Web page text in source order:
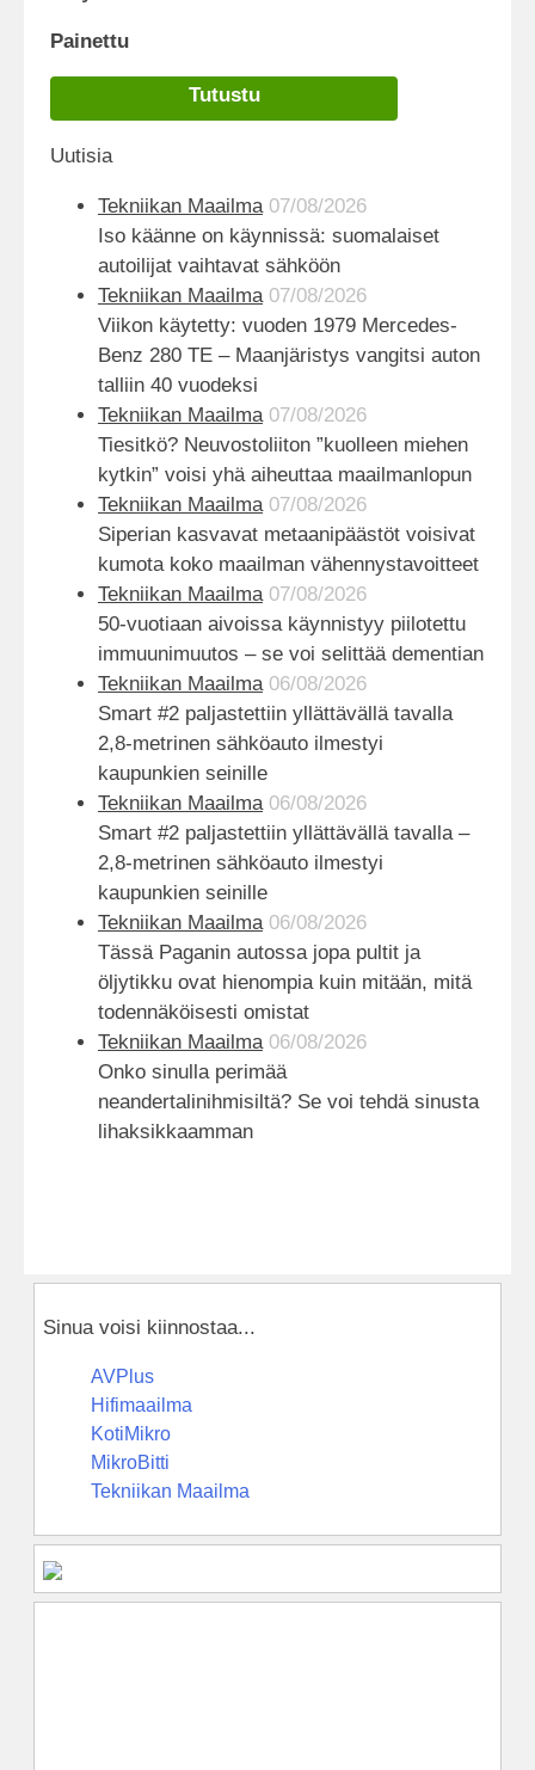
Painettu
Tutustu
Uutisia
Tekniikan Maailma 07/08/2026
Iso käänne on käynnissä: suomalaiset
autoilijat vaihtavat sähköön
Tekniikan Maailma 07/08/2026
Viikon käytetty: vuoden 1979 Mercedes-
Benz 280 TE – Maanjäristys vangitsi auton
talliin 40 vuodeksi
Tekniikan Maailma 07/08/2026
Tiesitkö? Neuvostoliiton ”kuolleen miehen
kytkin” voisi yhä aiheuttaa maailmanlopun
Tekniikan Maailma 07/08/2026
Siperian kasvavat metaanipäästöt voisivat
kumota koko maailman vähennystavoitteet
Tekniikan Maailma 07/08/2026
50-vuotiaan aivoissa käynnistyy piilotettu
immuunimuutos – se voi selittää dementian
Tekniikan Maailma 06/08/2026
Smart #2 paljastettiin yllättävällä tavalla
2,8-metrinen sähköauto ilmestyi
kaupunkien seinille
Tekniikan Maailma 06/08/2026
Smart #2 paljastettiin yllättävällä tavalla –
2,8-metrinen sähköauto ilmestyi
kaupunkien seinille
Tekniikan Maailma 06/08/2026
Tässä Paganin autossa jopa pultit ja
öljytikku ovat hienompia kuin mitään, mitä
todennäköisesti omistat
Tekniikan Maailma 06/08/2026
Onko sinulla perimää
neandertalinihmisiltä? Se voi tehdä sinusta
lihaksikkaamman
Sinua voisi kiinnostaa...
AVPlus
Hifimaailma
KotiMikro
MikroBitti
Tekniikan Maailma